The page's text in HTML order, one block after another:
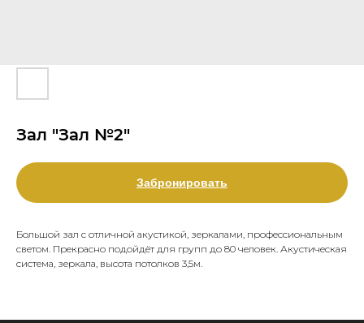
Зал "Зал №2"
Забронировать
Большой зал с отличной акустикой, зеркалами, профессиональным
светом. Прекрасно подойдёт для групп до 80 человек. Акустическая
система, зеркала, высота потолков 3,5м.